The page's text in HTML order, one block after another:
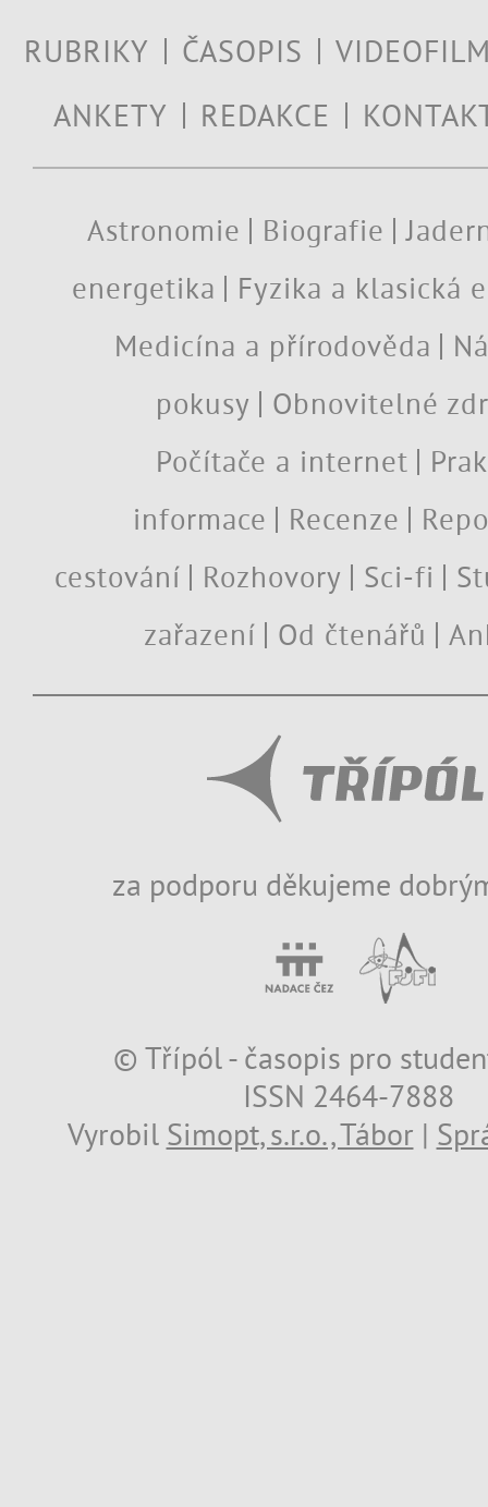
RUBRIKY ČASOPIS
ANKETY
REDAKCE
Astronomie Biografie
energetika
Fyzika a klasická
Medicína a přírodověda
pokusy
Obnovitelné
Počítače a internet
informace
Recenze
cestování
Rozhovory Sci-fi
zařazení
Od čtenářů
za podporu děkujeme
© Třípól - časopis pro
ISSN 2464-7888
Vyrobil Simopt, s.r.o., Tábor |